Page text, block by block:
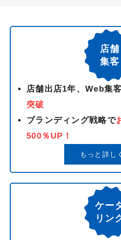
店舗
集客
店舗出店1年、Web集
突破
ブランディング戦略で
500％UP！
もっと詳し
ケー
リン